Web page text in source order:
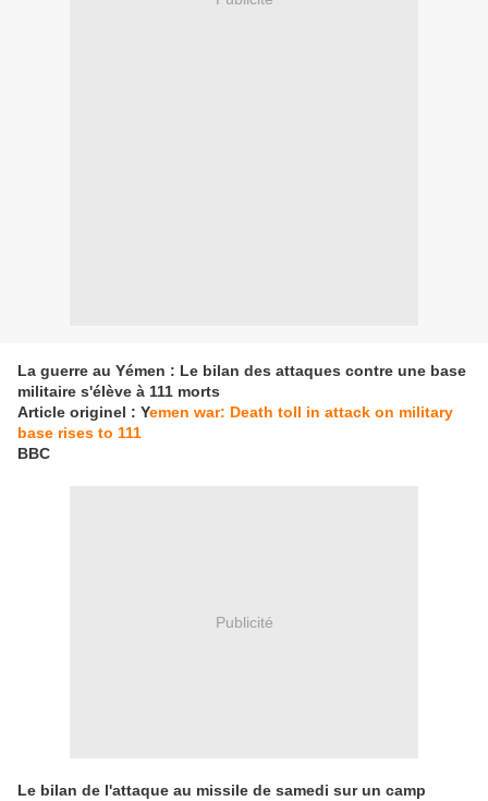
La guerre au Yémen : Le bilan des attaques contre une base
militaire s'élève à 111 morts
Article originel : Yemen war: Death toll in attack on military
base rises to 111
BBC
Publicité
Le bilan de l'attaque au missile de samedi sur un camp